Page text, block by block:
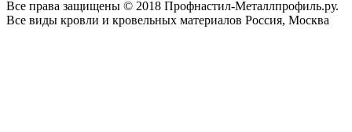
Все права защищены © 2018 Профнастил-Металлпрофиль.ру.
Все виды кровли и кровельных материалов Россия, Москва